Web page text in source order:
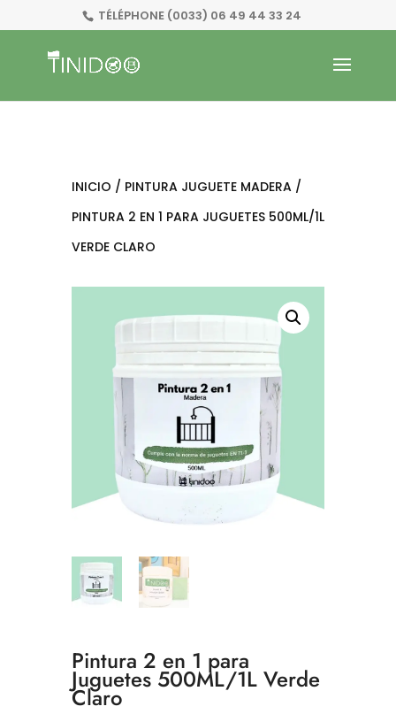
TÉLÉPHONE (0033) 06 49 44 33 24
INICIO / PINTURA JUGUETE MADERA/
PINTURA 2 EN 1 PARA JUGUETES 500ML/1L
VERDE CLARO
Pintura 2 en 1 para
Juguetes 500ML/1L Verde
Claro